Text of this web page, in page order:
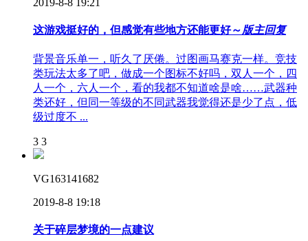
这游戏挺好的，但感觉有些地方还能更好～版主回复
背景音乐单一，听久了厌倦。过图画马赛克一样。竞技
类玩法太多了吧，做成一个图标不好吗，双人一个，四
人一个，六人一个，看的我都不知道啥是啥……武器种
类还好，但同一等级的不同武器我觉得还是少了点，低
级过度不 ...
3 3
VG163141682
2019-8-8 19:18
关于碎层梦境的一点建议